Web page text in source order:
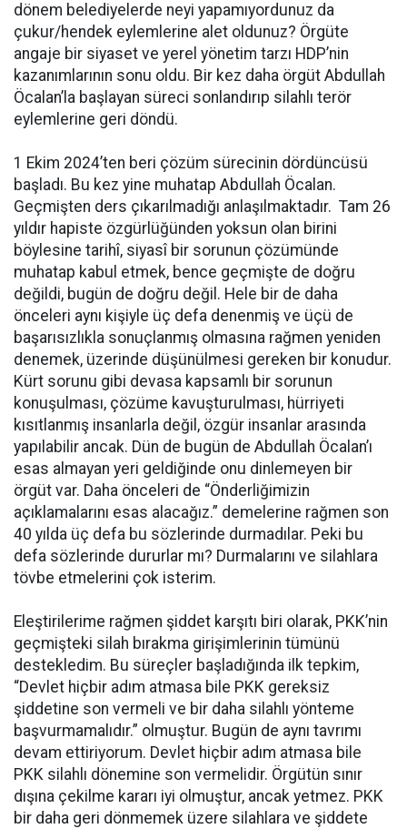
dönem belediyelerde neyi yapamıyordunuz da
çukur/hendek eylemlerine alet oldunuz? Örgüte
angaje bir siyaset ve yerel yönetim tarzı HDP’nin
kazanımlarının sonu oldu. Bir kez daha örgüt Abdullah
Öcalan’la başlayan süreci sonlandırıp silahlı terör
eylemlerine geri döndü.
1 Ekim 2024’ten beri çözüm sürecinin dördüncüsü
başladı. Bu kez yine muhatap Abdullah Öcalan.
Geçmişten ders çıkarılmadığı anlaşılmaktadır. Tam 26
yıldır hapiste özgürlüğünden yoksun olan birini
böylesine tarihî, siyasî bir sorunun çözümünde
muhatap kabul etmek, bence geçmişte de doğru
değildi, bugün de doğru değil. Hele bir de daha
önceleri aynı kişiyle üç defa denenmiş ve üçü de
başarısızlıkla sonuçlanmış olmasına rağmen yeniden
denemek, üzerinde düşünülmesi gereken bir konudur.
Kürt sorunu gibi devasa kapsamlı bir sorunun
konuşulması, çözüme kavuşturulması, hürriyeti
kısıtlanmış insanlarla değil, özgür insanlar arasında
yapılabilir ancak. Dün de bugün de Abdullah Öcalan’ı
esas almayan yeri geldiğinde onu dinlemeyen bir
örgüt var. Daha önceleri de “Önderliğimizin
açıklamalarını esas alacağız.” demelerine rağmen son
40 yılda üç defa bu sözlerinde durmadılar. Peki bu
defa sözlerinde dururlar mı? Durmalarını ve silahlara
tövbe etmelerini çok isterim.
Eleştirilerime rağmen şiddet karşıtı biri olarak, PKK’nin
geçmişteki silah bırakma girişimlerinin tümünü
destekledim. Bu süreçler başladığında ilk tepkim,
“Devlet hiçbir adım atmasa bile PKK gereksiz
şiddetine son vermeli ve bir daha silahlı yönteme
başvurmamalıdır.” olmuştur. Bugün de aynı tavrımı
devam ettiriyorum. Devlet hiçbir adım atmasa bile
PKK silahlı dönemine son vermelidir. Örgütün sınır
dışına çekilme kararı iyi olmuştur, ancak yetmez. PKK
bir daha geri dönmemek üzere silahlara ve şiddete